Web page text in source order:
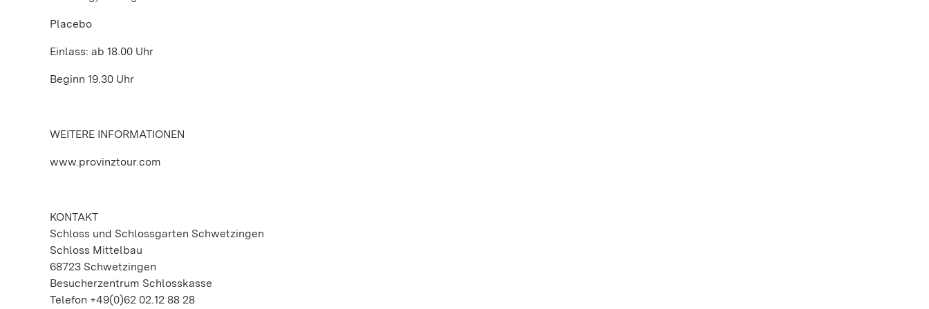
Placebo
Einlass: ab 18.00 Uhr
Beginn 19.30 Uhr
WEITERE INFORMATIONEN
www.provinztour.com
KONTAKT
Schloss und Schlossgarten Schwetzingen
Schloss Mittelbau
68723 Schwetzingen
Besucherzentrum Schlosskasse
Telefon +49(0)62 02.12 88 28